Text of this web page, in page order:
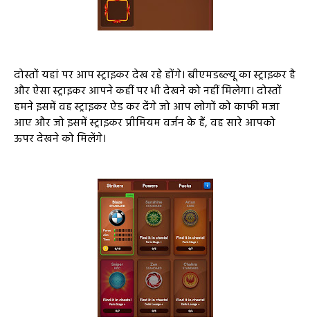
दोस्तों यहां पर आप स्ट्राइकर देख रहे होंगे। बीएमडब्ल्यू का स्ट्राइकर है
और ऐसा स्ट्राइकर आपने कहीं पर भी देखने को नहीं मिलेगा। दोस्तों
हमने इसमें वह स्ट्राइकर ऐड कर देंगे जो आप लोगों को काफी मजा
आए और जो इसमें स्ट्राइकर प्रीमियम वर्जन के हैं, वह सारे आपको
ऊपर देखने को मिलेंगे।